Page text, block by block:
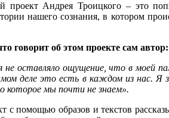
проект Андрея Троицкого – это
нашего сознания, в котором
говорит об этом проекте сам автор:
не оставляло ощущение, что в моей
деле это есть в каждом из нас. Я
которое мы почти не знаем».
с помощью образов и текстов